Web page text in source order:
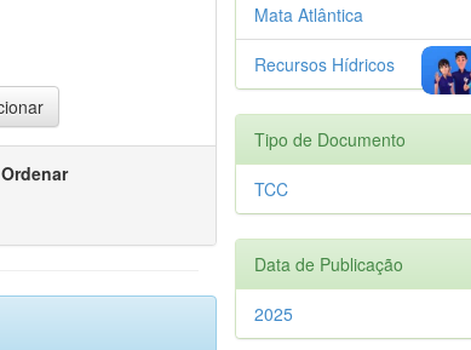
Ordenar
Mata Atlântica
Recursos Hídricos
Tipo de Documento
TCC
Data de Publicação
2025